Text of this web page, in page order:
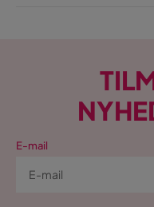
E-mail